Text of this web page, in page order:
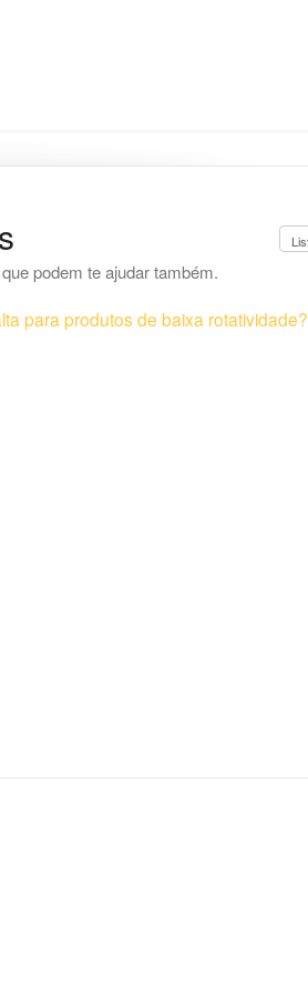
podem te ajudar também.
para produtos de baixa rotatividade?